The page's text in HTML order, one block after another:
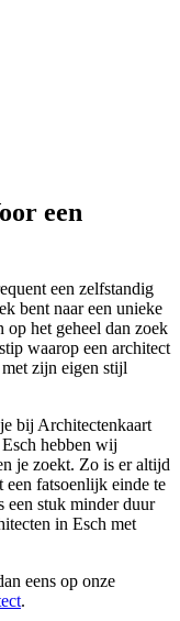
een
een zelfstandig
bent naar een unieke
op het geheel dan zoek
waarop een architect
zijn eigen stijl
bij Architectenkaart
hebben wij
je zoekt. Zo is er altijd
fatsoenlijk einde te
een stuk minder duur
in Esch met
eens op onze
.